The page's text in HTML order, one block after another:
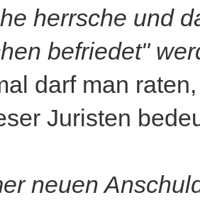
herrsche und
befriedet"
darf man
Juristen
neuen